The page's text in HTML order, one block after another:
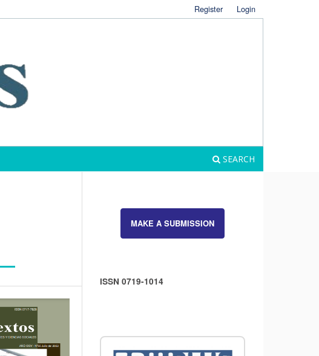
SEARCH
Register Login
MAKE A SUBMISSION
ISSN 0719-1014